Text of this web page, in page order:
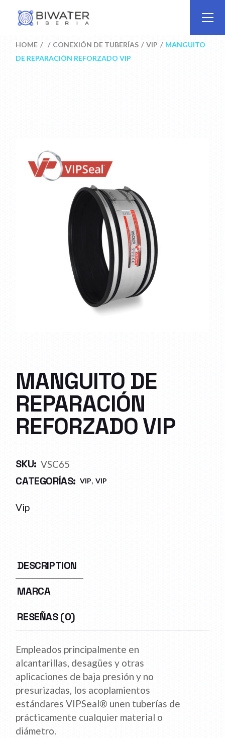
HOME CONEXIÓN DE TUBERÍAS VIP
MANGUITO
DE REPARACIÓN REFORZADO VIP
MANGUITO DE
REPARACIÓN
REFORZADO VIP
SKU: VSC65
CATEGORÍAS: VIP, VIP
Vip
DESCRIPTION
MARCA
RESEÑAS (0)
Empleados principalmente en
alcantarillas, desagües y otras
aplicaciones de baja presión y no
presurizadas, los acoplamientos
estándares VIPSeal® unen tuberías de
prácticamente cualquier material o
diámetro.